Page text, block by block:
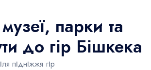
музеї, парки та
до гір Бішкека
підніжжя гір